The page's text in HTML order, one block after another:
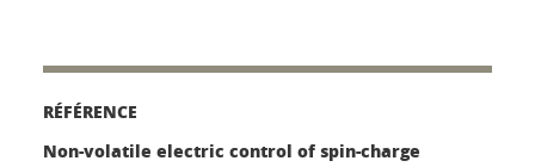
RÉFÉRENCE
Non-volatile electric control of spin-charge